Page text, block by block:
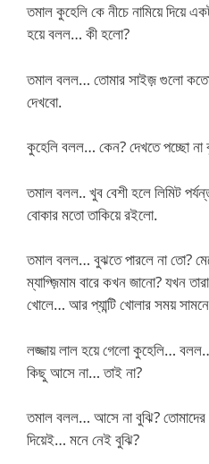
তমাল কুহেলি কে নীচে নামিয়ে দিয়ে
হয়ে বলল… কী হলো?
তমাল বলল… তোমার সাইজ় গুলো কতো
দেখবো.
কুহেলি বলল… কেন? দেখতে পচ্ছো না
তমাল বলল.. খুব বেশী হলে লিমিট
বোকার মতো তাকিয়ে রইলো.
তমাল বলল… বুঝতে পারলে না তো?
ম্যাগ্জ়িমাম বারে কখন জানো? যখন
খোলে… আর প্যান্টি খোলার সময়
লজ্জায় লাল হয়ে গেলো কুহেলি…
কিছু আসে না… তাই না?
তমাল বলল… আসে না বুঝি? তোমাদের
দিয়েই… মনে নেই বুঝি?